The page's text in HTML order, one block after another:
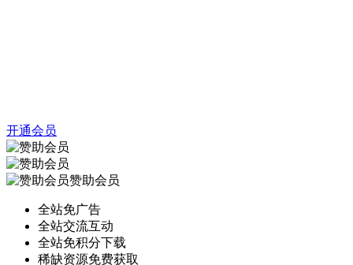
开通会员
赞助会员
全站免广告
全站交流互动
全站免积分下载
稀缺资源免费获取